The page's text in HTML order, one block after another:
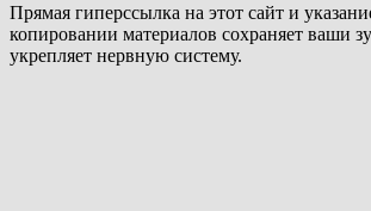
Прямая гиперссылка на этот сайт и
копировании материалов сохраняет ваши
укрепляет нервную систему.